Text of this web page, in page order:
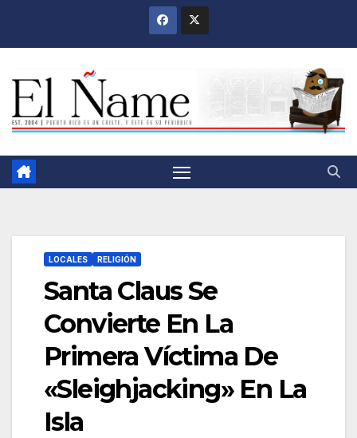
LOCALES RELIGIÓN
Santa Claus Se
Convierte En La
Primera Víctima De
«Sleighjacking» En La
Isla